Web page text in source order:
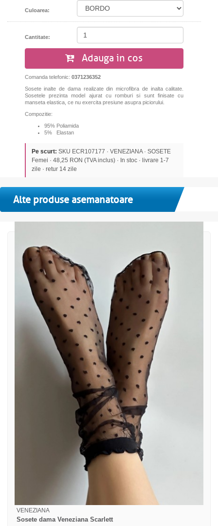
Culoarea:
Cantitate:
Adauga in cos
Comanda telefonic: 0371236352
Sosete inalte de dama realizate din microfibra de inalta calitate.
Sosetele prezinta model ajurat cu romburi si sunt finisate cu
manseta elastica, ce nu exercita presiune asupra piciorului.
Compozitie:
95% Poliamida
5% Elastan
Pe scurt: SKU ECR107177 · VENEZIANA · SOSETE
Femei · 48,25 RON (TVA inclus) · In stoc · livrare 1-7
zile · retur 14 zile
Alte produse asemanatoare
VENEZIANA
Sosete dama Veneziana Scarlett